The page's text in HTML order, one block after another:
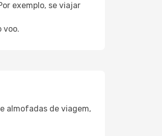
exemplo, se viajar
voo.
almofadas de viagem,